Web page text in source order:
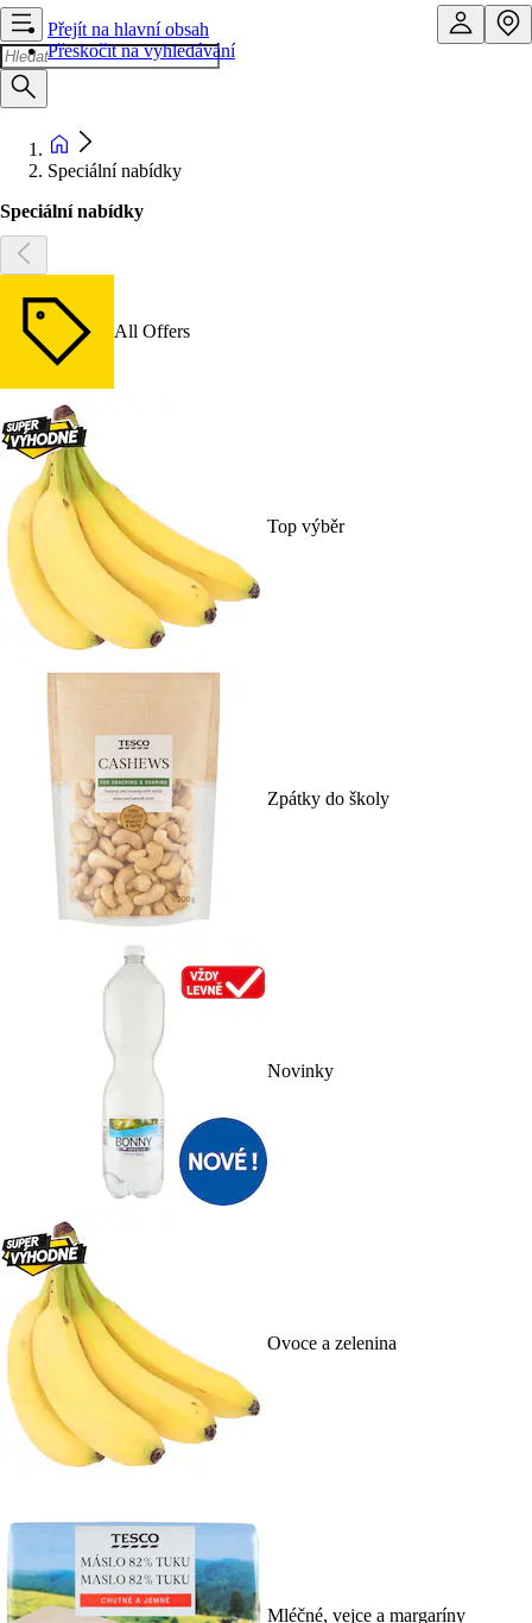
Přejít na hlavní obsah
Přeskočit na vyhledávání
Speciální nabídky
Speciální nabídky
All Offers
Top výběr
Zpátky do školy
Novinky
Ovoce a zelenina
Mléčné, vejce a margaríny